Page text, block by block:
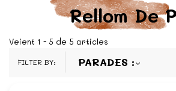
EsDeMercado.com
EsDeMercado.com te lleva a casa los
los mejores mercados de Barcelona y
Rellom De
Veient 1 - 5 de 5 articles
FILTER BY: PARADES